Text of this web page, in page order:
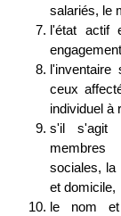
salariés, le
l'état actif
ceux
individuel à
s'il s'agit
membres
sociales, la
et domicile,
le nom et